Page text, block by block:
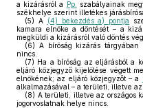
a kizárásról a Pp.
szabályainak
székhelye szerint illetékes
(5) A (4) bekezdés a) pontja
kamara elnöke a döntését – a
megküldi a kizárásról való döntés
(6) A bíróság kizárás tárgyában
nincs.
(7) Ha a bíróság az eljárásból a
eljáró közjegyző kijelölése végett
elnökének; az eljáró közjegyzőt – a
alkalmazásával – a területi, illetve
(8) A területi, illetve az országos
jogorvoslatnak helye nincs.